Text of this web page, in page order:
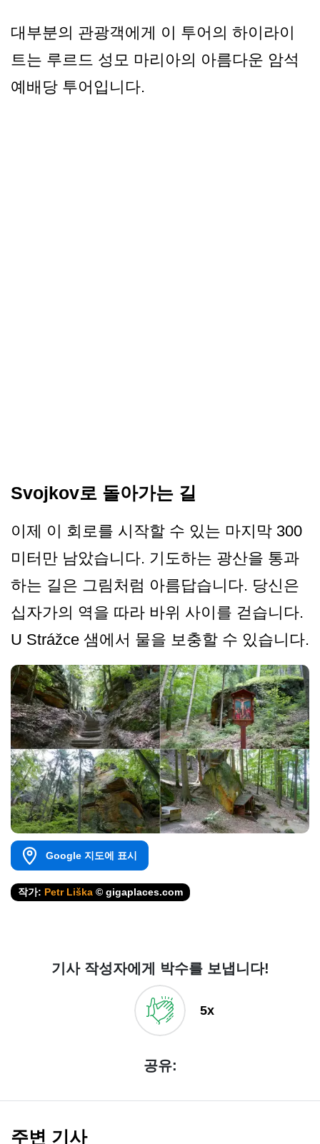
대부분의 관광객에게 이 투어의 하이라이
트는 루르드 성모 마리아의 아름다운 암석
예배당 투어입니다.
Svojkov로 돌아가는 길
이제 이 회로를 시작할 수 있는 마지막 300
미터만 남았습니다. 기도하는 광산을 통과
하는 길은 그림처럼 아름답습니다. 당신은
십자가의 역을 따라 바위 사이를 걷습니다.
U Strážce 샘에서 물을 보충할 수 있습니다.
Google 지도에 표시
작가: Petr Liška © gigaplaces.com
기사 작성자에게 박수를 보냅니다!
5x
공유:
주변 기사